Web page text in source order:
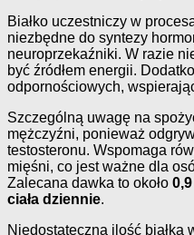
Białko uczestniczy w
niezbędne do syntezy
neuroprzekaźniki. W razie
być źródłem energii.
odpornościowych,
Szczególną uwagę na
mężczyźni, ponieważ
testosteronu. Wspomaga
mięśni, co jest ważne dla
Zalecana dawka to około
ciała dziennie.
Niedostateczna ilość białka